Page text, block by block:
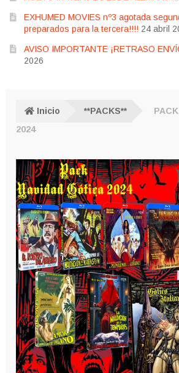
EXHUMED MOVIES nº3 agotada
preparados para la tercera!!!! 24 abril
AVISO IMPORTANTE ¡RETRASO
2026
Inicio **PACKS**
2024